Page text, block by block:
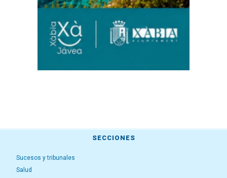
SECCIONES
Sucesos y tribunales
Salud